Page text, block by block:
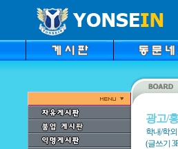
광고/
학내/학
(글쓰기